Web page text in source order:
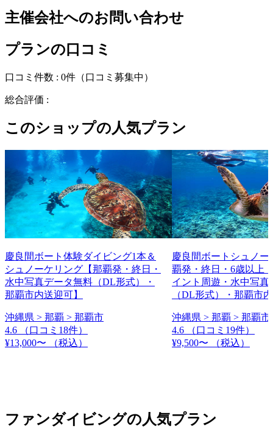
主催会社へのお問い合わせ
プランの口コミ
口コミ件数 : 0件 （口コミ募集中）
総合評価 :
このショップの人気プラン
慶良間ボート体験ダイビング1本＆
シュノーケリング【那覇発・終日・
水中写真データ無料（DL形式）・
那覇市内送迎可】
沖縄県 > 那覇 > 那覇市
4.6
（口コミ18件）
¥13,000〜
（税込）
慶良間ボートシュノー
覇発・終日・6歳以上
イント周遊・水中写真
（DL形式）・那覇市
沖縄県 > 那覇 > 那覇市
4.6
（口コミ19件）
¥9,500〜
（税込）
ファンダイビングの人気プラン